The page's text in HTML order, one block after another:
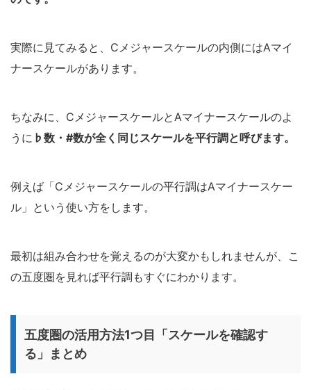
実際に見てみると、Cメジャースケールの内側にはAマイ
ナースケールがあります。
ちなみに、CメジャースケールとAマイナースケールのよ
うに ♭数・#数が全く同じスケールを平行調と呼びます。
例えば「Cメジャースケールの平行調はAマイナースケー
ル」という使い方をします。
最初は組み合わせを覚えるのが大変かもしれませんが、こ
の五度圏を見れば平行調もすぐにわかります。
五度圏の活用方法1つ目「スケールを確認す
る」まとめ